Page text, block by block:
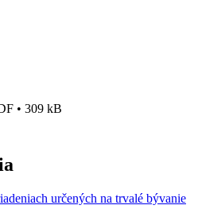
• 309 kB
určených na trvalé bývanie